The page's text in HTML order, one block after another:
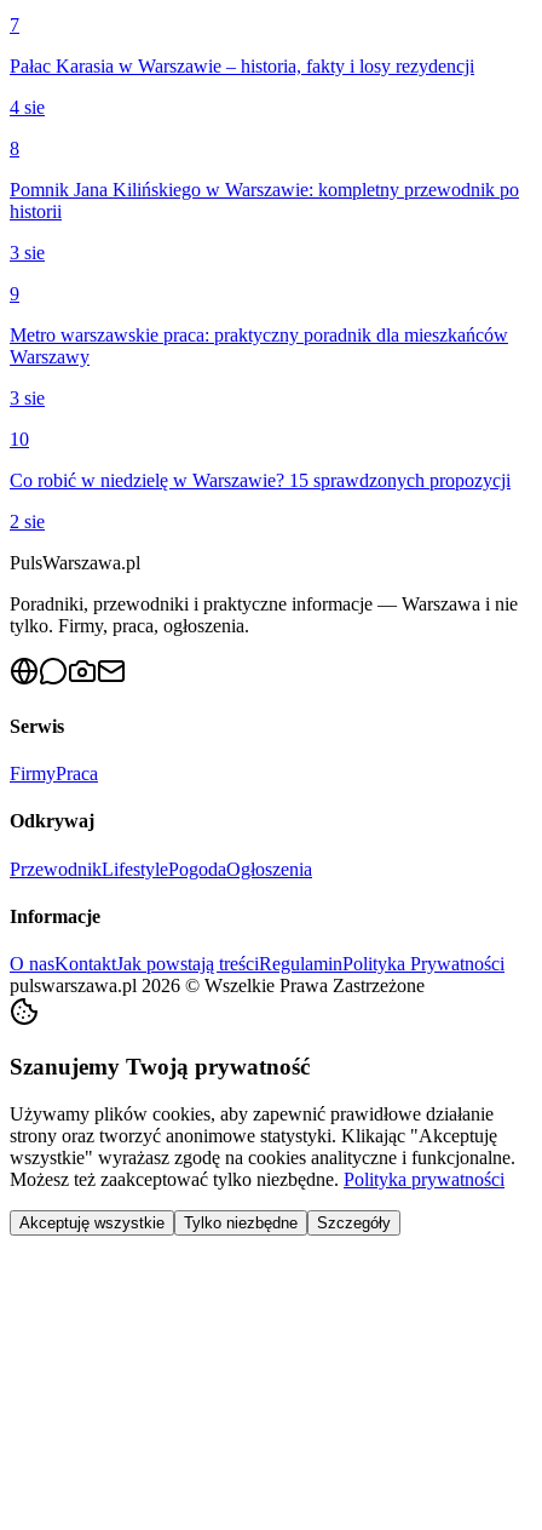
7
Pałac Karasia w Warszawie – historia, fakty i losy rezydencji
4 sie
8
Pomnik Jana Kilińskiego w Warszawie: kompletny przewodnik po
historii
3 sie
9
Metro warszawskie praca: praktyczny poradnik dla mieszkańców
Warszawy
3 sie
10
Co robić w niedzielę w Warszawie? 15 sprawdzonych propozycji
2 sie
PulsWarszawa.pl
Poradniki, przewodniki i praktyczne informacje — Warszawa i nie
tylko. Firmy, praca, ogłoszenia.
Serwis
FirmyPraca
Odkrywaj
PrzewodnikLifestylePogodaOgłoszenia
Informacje
O nasKontaktJak powstają treściRegulaminPolityka Prywatności
pulswarszawa.pl 2026 © Wszelkie Prawa Zastrzeżone
Szanujemy Twoją prywatność
Używamy plików cookies, aby zapewnić prawidłowe działanie
strony oraz tworzyć anonimowe statystyki. Klikając "Akceptuję
wszystkie" wyrażasz zgodę na cookies analityczne i funkcjonalne.
Możesz też zaakceptować tylko niezbędne. Polityka prywatności
Akceptuję wszystkie Tylko niezbędne Szczegóły